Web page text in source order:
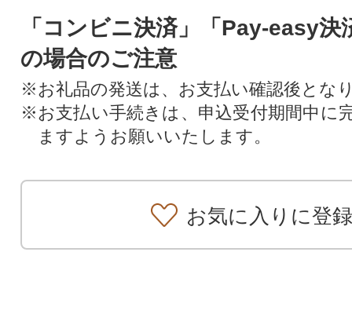
「コンビニ決済」「Pay-easy決
の場合のご注意
※お礼品の発送は、お支払い確認後とな
※お支払い手続きは、申込受付期間中に
ますようお願いいたします。
お気に入りに登録